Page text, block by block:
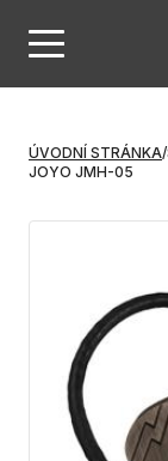
ÚVODNÍ STRÁNKA/
JOYO JMH-05